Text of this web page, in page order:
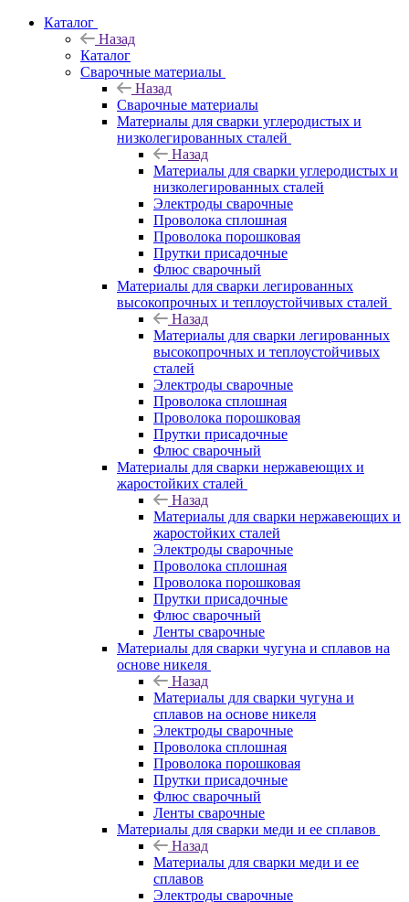
Каталог
Назад
Каталог
Сварочные материалы
Назад
Сварочные материалы
Материалы для сварки углеродистых и
низколегированных сталей
Назад
Материалы для сварки углеродистых и
низколегированных сталей
Электроды сварочные
Проволока сплошная
Проволока порошковая
Прутки присадочные
Флюс сварочный
Материалы для сварки легированных
высокопрочных и теплоустойчивых сталей
Назад
Материалы для сварки легированных
высокопрочных и теплоустойчивых
сталей
Электроды сварочные
Проволока сплошная
Проволока порошковая
Прутки присадочные
Флюс сварочный
Материалы для сварки нержавеющих и
жаростойких сталей
Назад
Материалы для сварки нержавеющих и
жаростойких сталей
Электроды сварочные
Проволока сплошная
Проволока порошковая
Прутки присадочные
Флюс сварочный
Ленты сварочные
Материалы для сварки чугуна и сплавов на
основе никеля
Назад
Материалы для сварки чугуна и
сплавов на основе никеля
Электроды сварочные
Проволока сплошная
Проволока порошковая
Прутки присадочные
Флюс сварочный
Ленты сварочные
Материалы для сварки меди и ее сплавов
Назад
Материалы для сварки меди и ее
сплавов
Электроды сварочные